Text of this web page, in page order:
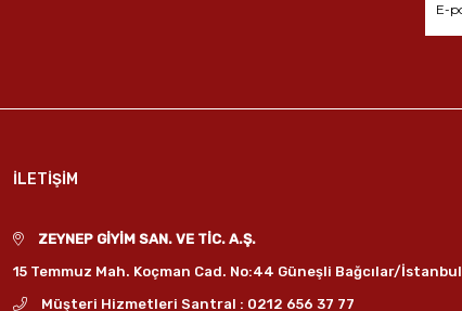
İLETİŞİM
ZEYNEP GİYİM SAN. VE TİC. A.Ş.
15 Temmuz Mah. Koçman Cad. No:44 Güneşli Bağcılar/İstanbul
Müşteri Hizmetleri Santral : 0212 656 37 77